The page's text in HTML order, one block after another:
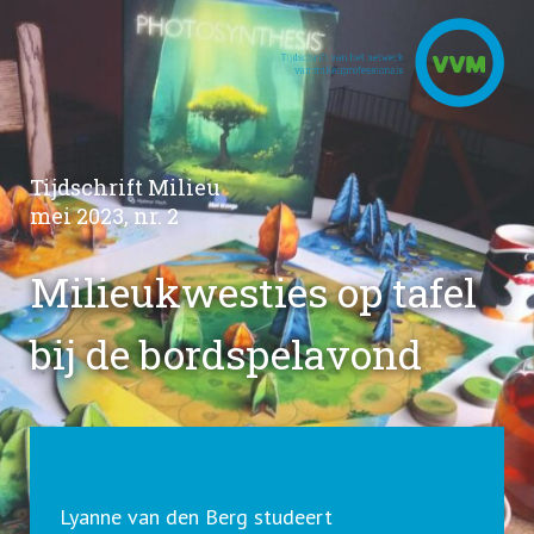
Tijdschrift Milieu
mei 2023, nr. 2
Milieukwesties op tafel
bij de bordspelavond
Lyanne van den Berg studeert